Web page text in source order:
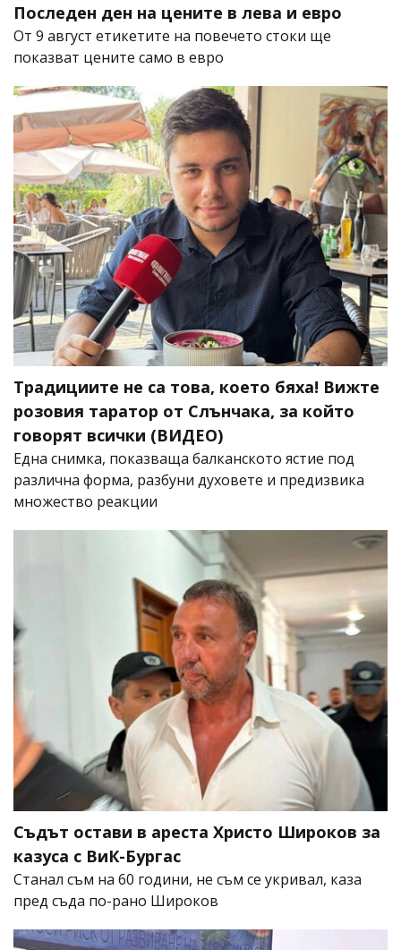
Последен ден на цените в лева и евро
От 9 август етикетите на повечето стоки ще
показват цените само в евро
Традициите не са това, което бяха! Вижте
розовия таратор от Слънчака, за който
говорят всички (ВИДЕО)
Една снимка, показваща балканското ястие под
различна форма, разбуни духовете и предизвика
множество реакции
Съдът остави в ареста Христо Широков за
казуса с ВиК-Бургас
Станал съм на 60 години, не съм се укривал, каза
пред съда по-рано Широков